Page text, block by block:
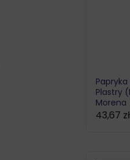
Plastry
Morena
43,67 zł